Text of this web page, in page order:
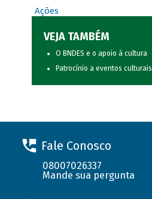
Ações
VEJA TAMBÉM
O BNDES e o apoio à cultura
Patrocínio a eventos culturais
Fale Conosco
08007026337
Mande sua pergunta